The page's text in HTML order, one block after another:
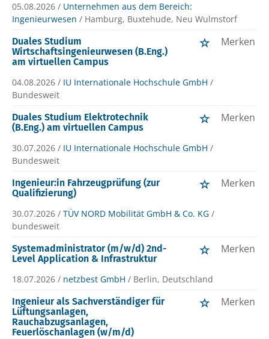
05.08.2026 / Unternehmen aus dem Bereich:
Ingenieurwesen / Hamburg, Buxtehude, Neu Wulmstorf
Duales Studium
Wirtschaftsingenieurwesen (B.Eng.)
am virtuellen Campus
Merken
04.08.2026 / IU Internationale Hochschule GmbH /
Bundesweit
Duales Studium Elektrotechnik
(B.Eng.) am virtuellen Campus
Merken
30.07.2026 / IU Internationale Hochschule GmbH /
Bundesweit
Ingenieur:in Fahrzeugprüfung (zur
Qualifizierung)
Merken
30.07.2026 / TÜV NORD Mobilität GmbH & Co. KG /
bundesweit
Systemadministrator (m/w/d) 2nd-
Level Application & Infrastruktur
Merken
18.07.2026 / netzbest GmbH / Berlin, Deutschland
Ingenieur als Sachverständiger für
Lüftungsanlagen,
Rauchabzugsanlagen,
Feuerlöschanlagen (w/m/d)
Merken